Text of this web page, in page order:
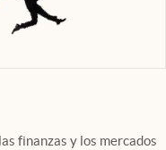
finanzas y los mercados